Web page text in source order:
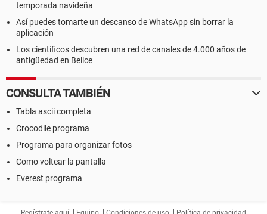
temporada navideña
Así puedes tomarte un descanso de WhatsApp sin borrar la
aplicación
Los científicos descubren una red de canales de 4.000 años de
antigüedad en Belice
CONSULTA TAMBIÉN
Tabla ascii completa
Crocodile programa
Programa para organizar fotos
Como voltear la pantalla
Everest programa